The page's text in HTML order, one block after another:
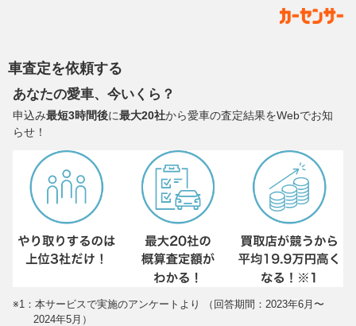
車査定を依頼する
あなたの愛車、今いくら？
申込み最短3時間後に最大20社から愛車の査定結果をWebでお知
らせ！
※1：本サービスで実施のアンケートより （回答期間：2023年6月〜
2024年5月）